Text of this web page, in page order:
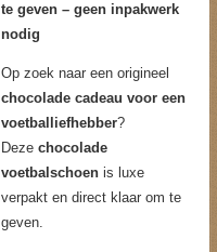
te geven – geen inpakwerk
nodig
Op zoek naar een origineel
chocolade cadeau voor een
voetballiefhebber?
Deze chocolade
voetbalschoen is luxe
verpakt en direct klaar om te
geven.